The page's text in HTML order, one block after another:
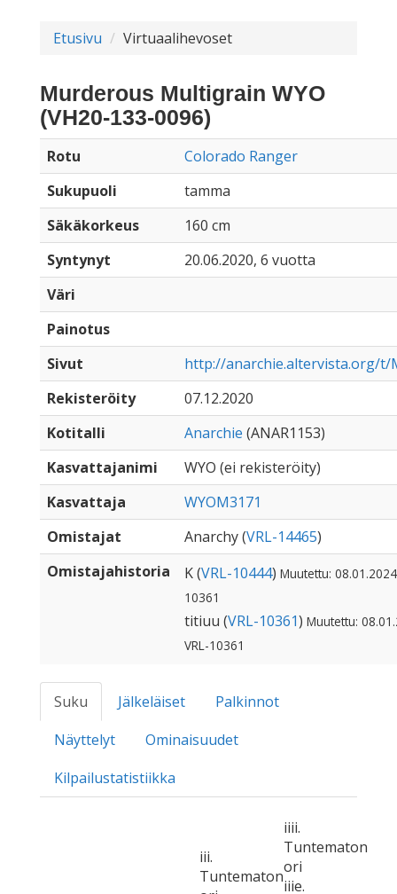
Etusivu Virtuaalihevoset
Murderous Multigrain WYO
(VH20-133-0096)
Rotu
Colorado Ranger
Sukupuoli
tamma
Säkäkorkeus
160 cm
Syntynyt
20.06.2020, 6 vuotta
Väri
Painotus
Sivut
http://anarchie.altervista.org/t/
Rekisteröity
07.12.2020
Kotitalli
Anarchie (ANAR1153)
Kasvattajanimi
WYO (ei rekisteröity)
Kasvattaja
WYOM3171
Omistajat
Anarchy (VRL-14465)
Omistajahistoria
K (VRL-10444) Muutettu:
10361
titiuu (VRL-10361) Muutettu:
VRL-10361
Suku Jälkeläiset
Palkinnot
Näyttelyt
Ominaisuudet
Kilpailustatistiikka
iii.
Tuntematon
iiii.
Tuntematon
ori
iiie.